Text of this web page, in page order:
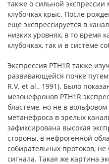
также о сильной
клубочках крыс. После
еще экспрессируется в
низких уровнях, в то время
клубочках, так и в системе
Экспрессия PTH1R также
развивающейся почке
R.V. et al., 1991). Было
мезонефронов PTH1R
бластеме, но не в
метанефроса в зрелых
зафиксирована высокая
стороны, в нефрогенной
собирательных протоков,
сигнала. Такая же картина